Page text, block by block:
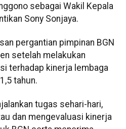
sebagai Wakil Kepala
Sony Sonjaya.
pergantian pimpinan BGN
setelah melakukan
terhadap kinerja lembaga
tahun.
tugas sehari-hari,
dan mengevaluasi kinerja